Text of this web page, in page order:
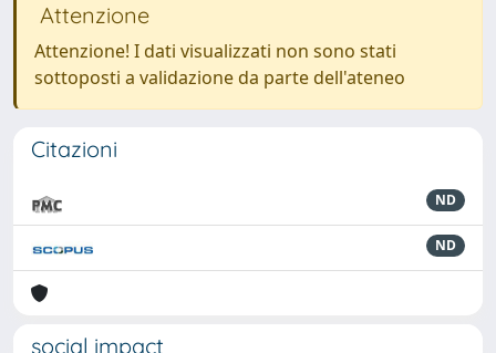
Attenzione
Attenzione! I dati visualizzati non sono stati
sottoposti a validazione da parte dell'ateneo
Citazioni
ND
ND
social impact